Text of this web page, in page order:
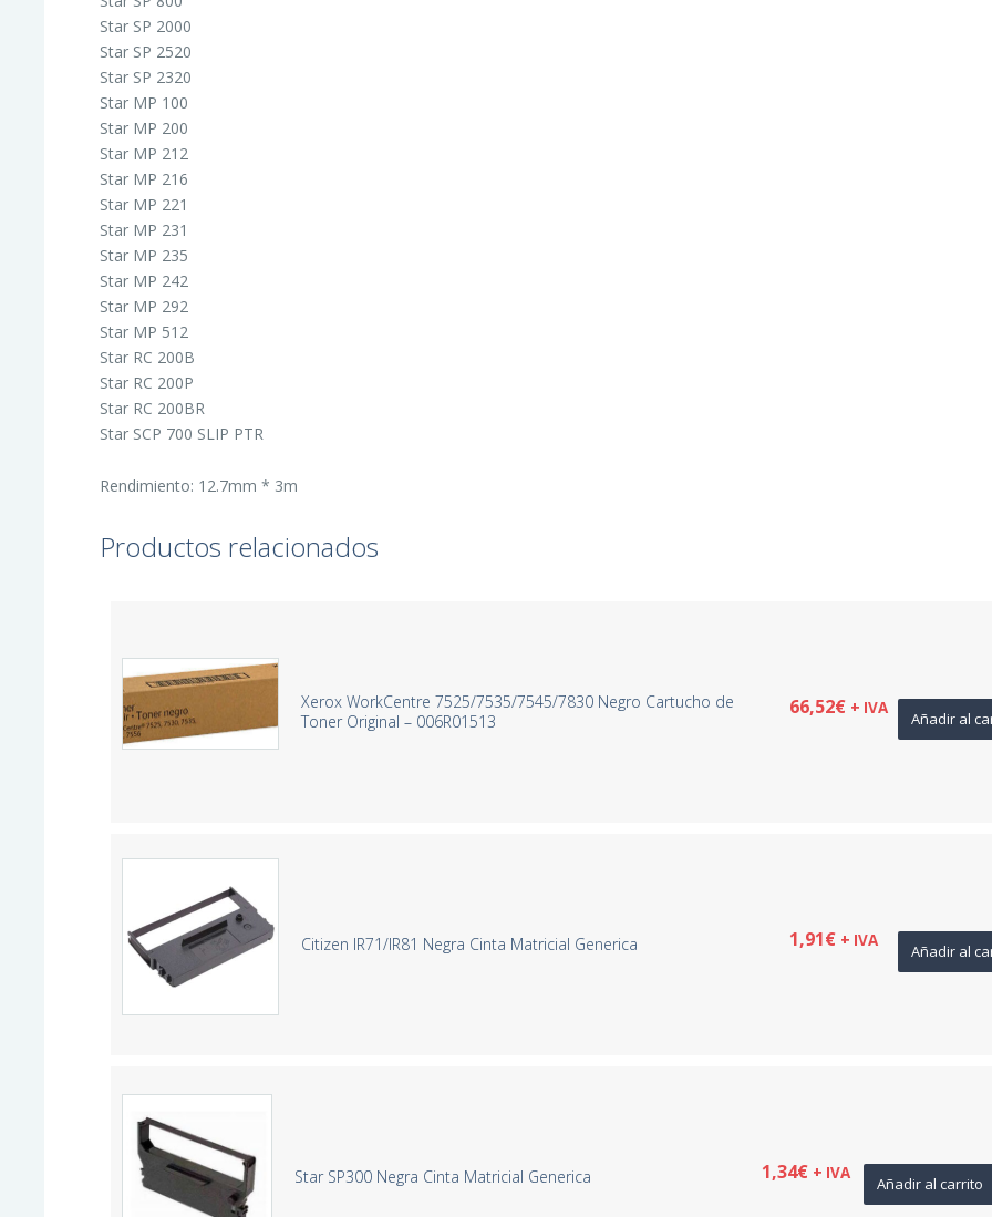
Star SP 2000
Star SP 2520
Star SP 2320
Star MP 100
Star MP 200
Star MP 212
Star MP 216
Star MP 221
Star MP 231
Star MP 235
Star MP 242
Star MP 292
Star MP 512
Star RC 200B
Star RC 200P
Star RC 200BR
Star SCP 700 SLIP PTR
Rendimiento: 12.7mm * 3m
Productos relacionados
Xerox WorkCentre 7525/7535/7545/7830 Negro Cartucho de
Toner Original – 006R01513
66,52€ + IVA
Añadir al
Citizen IR71/IR81 Negra Cinta Matricial Generica 1,91€ + IVA
Añadir al
Star SP300 Negra Cinta Matricial Generica 1,34€ + IVA
Añadir al carrito